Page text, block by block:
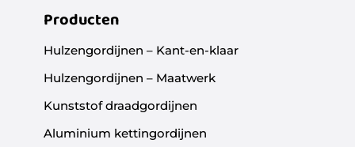
Producten
Hulzengordijnen – Kant-en-klaar
Hulzengordijnen – Maatwerk
Kunststof draadgordijnen
Aluminium kettingordijnen